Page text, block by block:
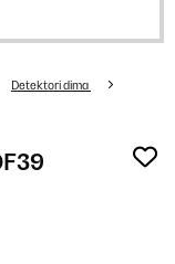
Detektori dima